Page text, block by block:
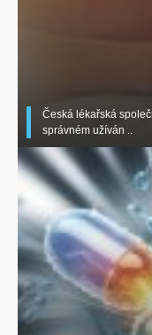
Česká lékařská
správném užíván ..